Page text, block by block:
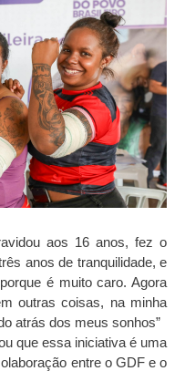
aos 16 anos, fez o
anos de tranquilidade, e
é muito caro. Agora
outras coisas, na minha
atrás dos meus sonhos”
que essa iniciativa é uma
entre o GDF e o